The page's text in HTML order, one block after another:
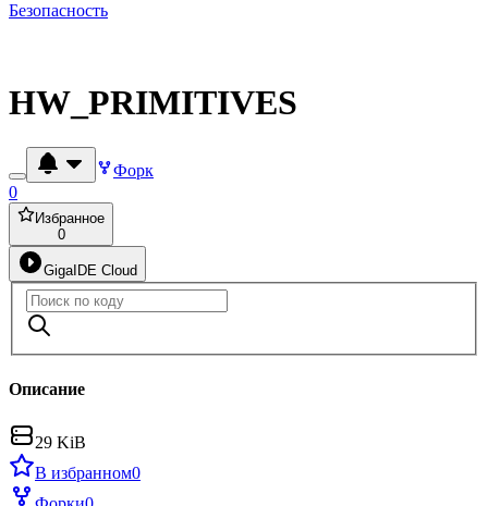
Безопасность
HW_PRIMITIVES
Форк
0
Избранное
0
GigaIDE Cloud
Описание
29 KiB
В избранном0